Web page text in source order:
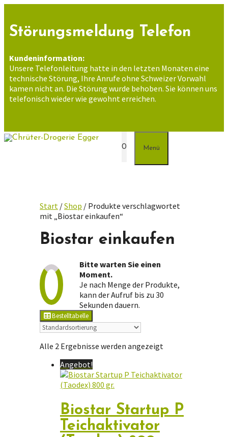
springen
Störungsmeldung Telefon
Kundeninformation:
Unsere Telefonleitung hatte in den letzten Monaten eine
technische Störung, Ihre Anrufe ohne Schweizer Vorwahl
kamen nicht an. Die Störung wurde behoben. Sie können uns
telefonisch wieder wie gewohnt erreichen.
0 Menü
Start /Shop / Produkte verschlagwortet
mit „Biostar einkaufen“
Biostar einkaufen
Bitte warten Sie einen
Moment.
Je nach Menge der Produkte,
kann der Aufruf bis zu 30
Sekunden dauern.
Bestelltabelle
Alle 2 Ergebnisse werden angezeigt
Angebot!
Biostar Startup P
Teichaktivator